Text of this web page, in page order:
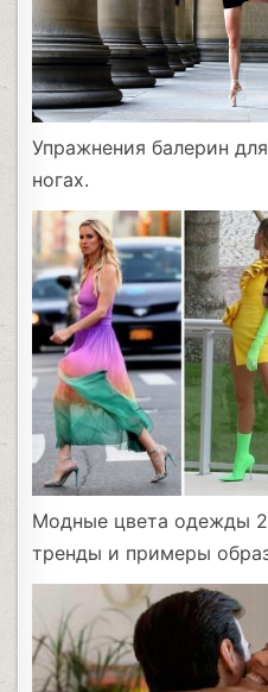
Упражнения балерин
ногах.
Модные цвета одежды
тренды и примеры